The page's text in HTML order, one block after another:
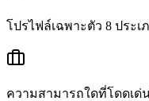
โปรไฟล์เฉพาะตัว 8 ปร
ความสามารถใดที่โดดเ